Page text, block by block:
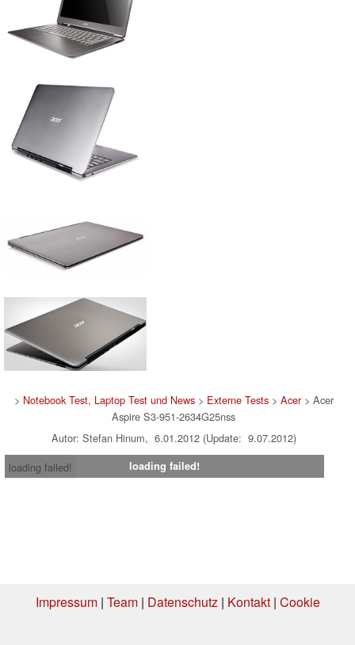
> Notebook Test, Laptop Test und News> Externe Tests> Acer> Acer
Aspire S3-951-2634G25nss
Autor: Stefan Hinum, 6.01.2012 (Update: 9.07.2012)
loading failed!
loading failed!
Impressum| Team| Datenschutz| Kontakt| Cookie